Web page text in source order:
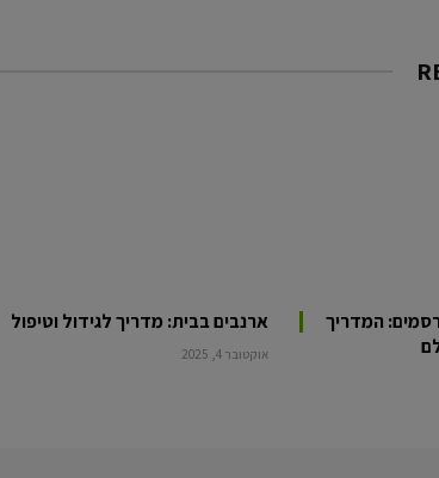
המדריך
ארנבים בבית: מדריך לגידול וטיפול
אוקטובר 4, 2025